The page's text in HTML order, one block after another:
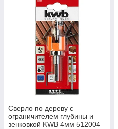
Сверло по дереву с
ограничителем глубины и
зенковкой KWB 4мм 512004